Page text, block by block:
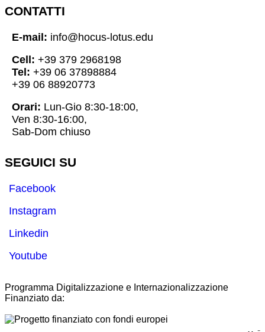
CONTATTI
E-mail: info@hocus-lotus.edu
Cell: +39 379 2968198
Tel: +39 06 37898884
+39 06 88920773
Orari: Lun-Gio 8:30-18:00,
Ven 8:30-16:00,
Sab-Dom chiuso
SEGUICI SU
Facebook
Instagram
Linkedin
Youtube
Programma Digitalizzazione e Internazionalizzazione
Finanziato da:
-